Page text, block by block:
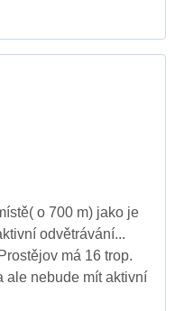
o 700 m) jako je
odvětrávání...
má 16 trop.
ale nebude mít aktivní